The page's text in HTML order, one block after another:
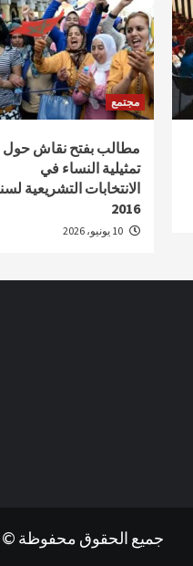
مجتمع
مطالب بفتح نقاش حول
تمثيلية النساء في
الانتخابات التشريعية
2016
جميع الحقوق محفوظة ©